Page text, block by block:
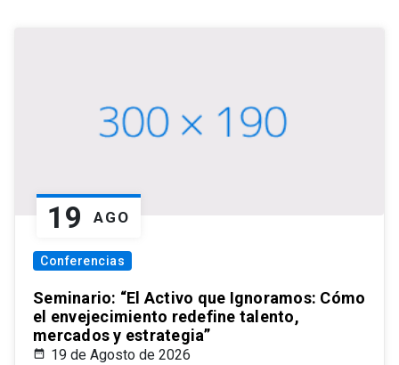
19 AGO
Conferencias
Seminario: “El Activo que Ignoramos: Cómo
el envejecimiento redefine talento,
mercados y estrategia”
19 de Agosto de 2026